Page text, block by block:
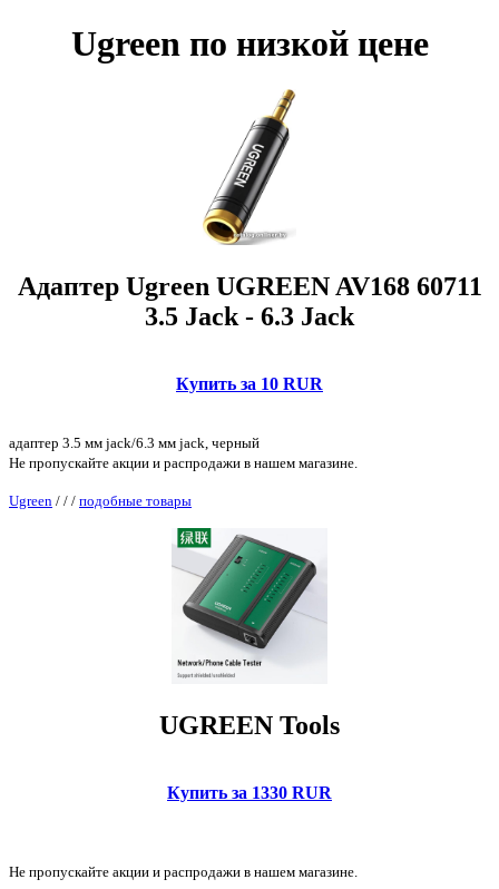
Ugreen по низкой цене
Адаптер Ugreen UGREEN AV168 60711
3.5 Jack - 6.3 Jack
Купить за 10 RUR
адаптер 3.5 мм jack/6.3 мм jack, черный
Не пропускайте акции и распродажи в нашем магазине.
Ugreen / / / подобные товары
UGREEN Tools
Купить за 1330 RUR
Не пропускайте акции и распродажи в нашем магазине.